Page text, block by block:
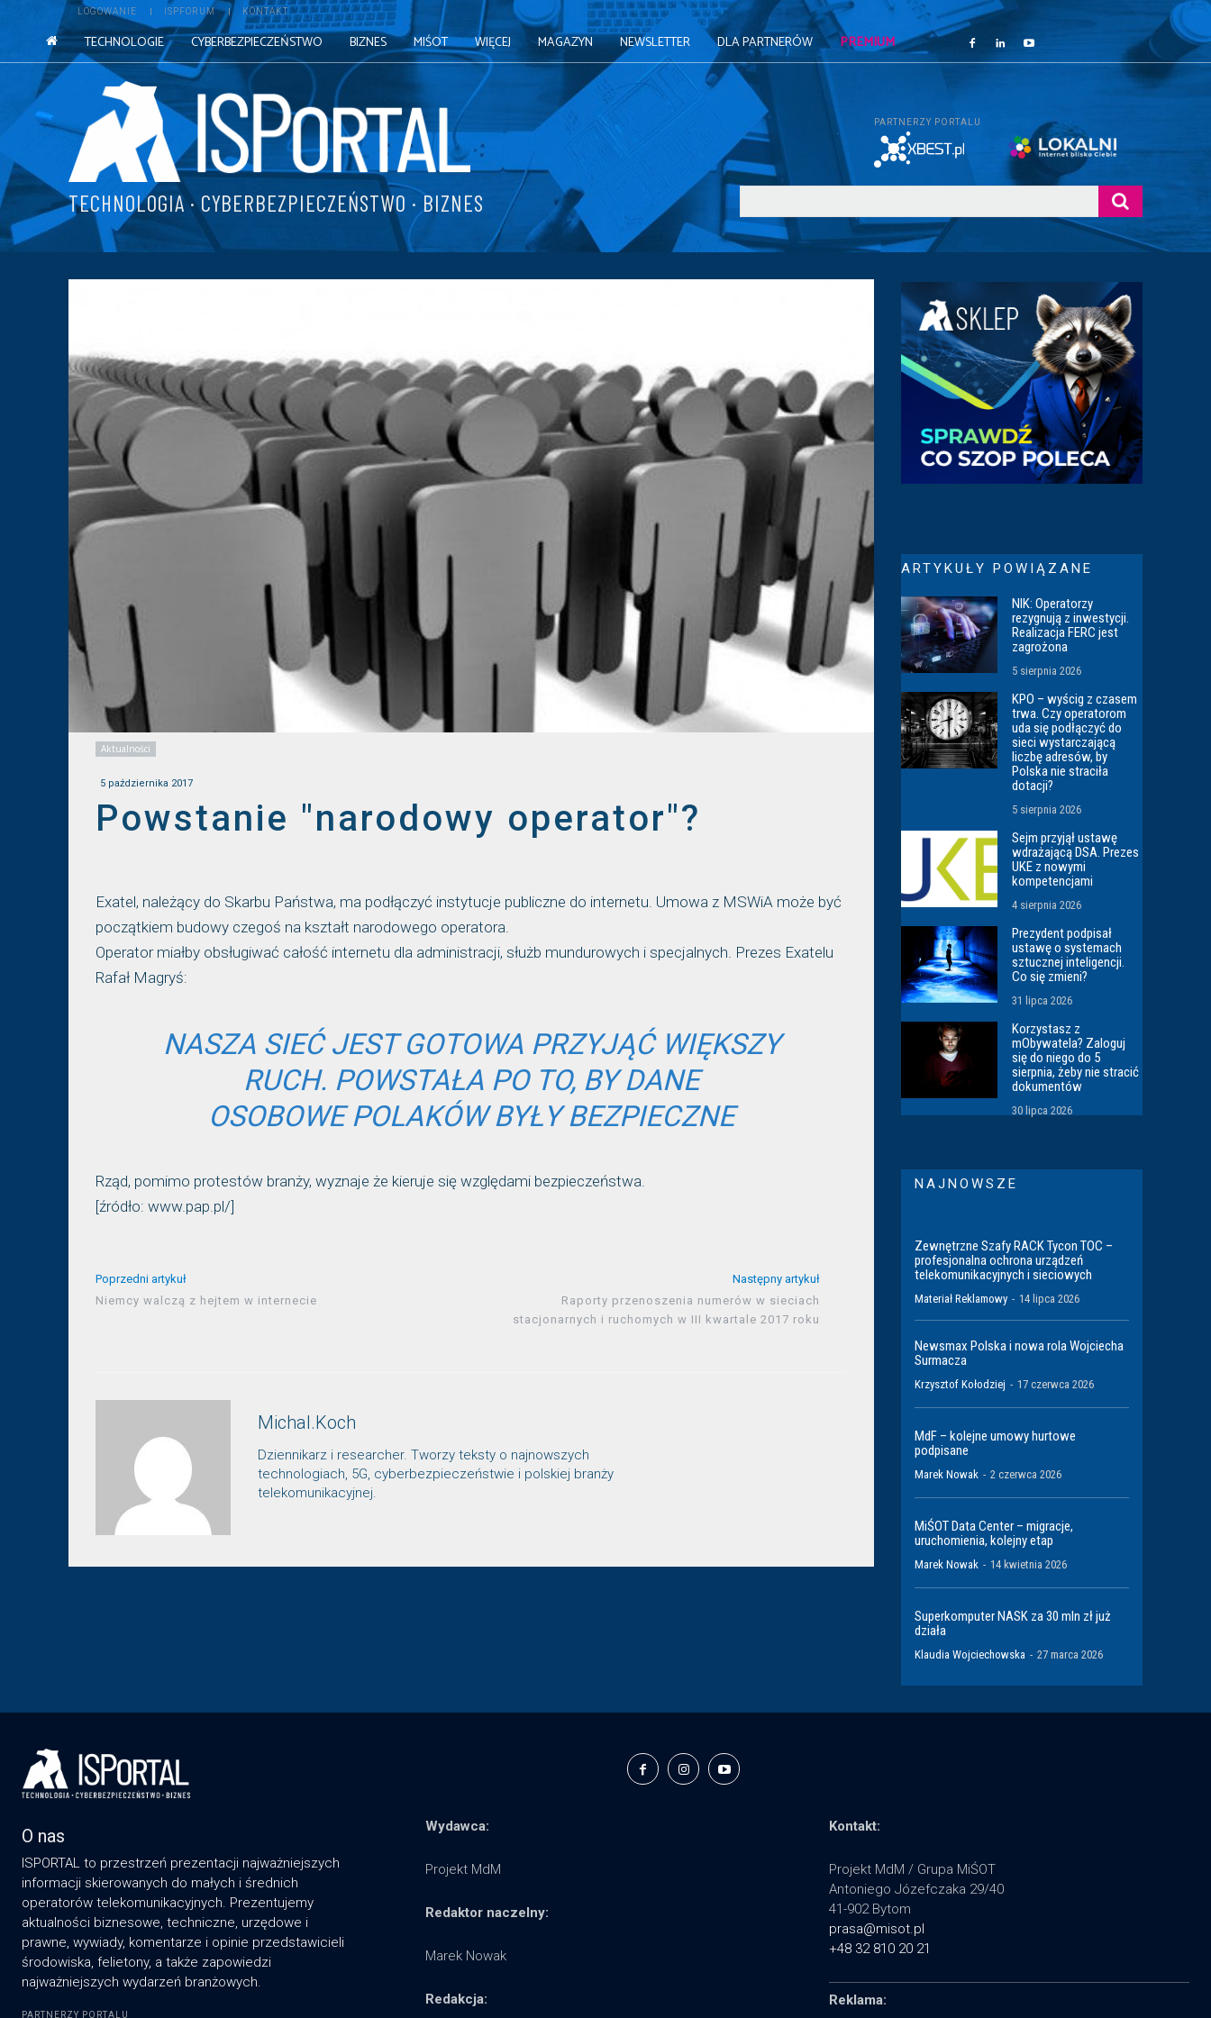
LOGOWANIE ISPFORUM KONTAKT
TECHNOLOGIE CYBERBEZPIECZEŃSTWO BIZNES MIŚOT WIĘCEJ MAGAZYN NEWSLETTER DLA PARTNERÓW PREMIUM
TECHNOLOGIA · CYBERBEZPIECZEŃSTWO · BIZNES
PARTNERZY PORTALU
Aktualności
5 października 2017
Powstanie "narodowy operator"?
Exatel, należący do Skarbu Państwa, ma podłączyć instytucje publiczne do internetu. Umowa z MSWiA może być
początkiem budowy czegoś na kształt narodowego operatora.
Operator miałby obsługiwać całość internetu dla administracji, służb mundurowych i specjalnych. Prezes Exatelu
Rafał Magryś:
NASZA SIEĆ JEST GOTOWA PRZYJĄĆ WIĘKSZY
RUCH. POWSTAŁA PO TO, BY DANE
OSOBOWE POLAKÓW BYŁY BEZPIECZNE
Rząd, pomimo protestów branży, wyznaje że kieruje się względami bezpieczeństwa.
[źródło: www.pap.pl/]
Poprzedni artykuł
Niemcy walczą z hejtem w internecie
Następny artykuł
Raporty przenoszenia numerów w sieciach
stacjonarnych i ruchomych w III kwartale 2017 roku
Michal.Koch
Dziennikarz i researcher. Tworzy teksty o najnowszych
technologiach, 5G, cyberbezpieczeństwie i polskiej branży
telekomunikacyjnej.
ARTYKUŁY POWIĄZANE
NIK: Operatorzy
rezygnują z inwestycji.
Realizacja FERC jest
zagrożona
5 sierpnia 2026
KPO – wyścig z czasem
trwa. Czy operatorom
uda się podłączyć do
sieci wystarczającą
liczbę adresów, by
Polska nie straciła
dotacji?
5 sierpnia 2026
Sejm przyjął ustawę
wdrażającą DSA. Prezes
UKE z nowymi
kompetencjami
4 sierpnia 2026
Prezydent podpisał
ustawę o systemach
sztucznej inteligencji.
Co się zmieni?
31 lipca 2026
Korzystasz z
mObywatela? Zaloguj
się do niego do 5
sierpnia, żeby nie stracić
dokumentów
30 lipca 2026
NAJNOWSZE
Zewnętrzne Szafy RACK Tycon TOC –
profesjonalna ochrona urządzeń
telekomunikacyjnych i sieciowych
Materiał Reklamowy - 14 lipca 2026
Newsmax Polska i nowa rola Wojciecha
Surmacza
Krzysztof Kołodziej - 17 czerwca 2026
MdF – kolejne umowy hurtowe
podpisane
Marek Nowak - 2 czerwca 2026
MiŚOT Data Center – migracje,
uruchomienia, kolejny etap
Marek Nowak - 14 kwietnia 2026
Superkomputer NASK za 30 mln zł już
działa
Klaudia Wojciechowska - 27 marca 2026
O nas
ISPORTAL to przestrzeń prezentacji najważniejszych
informacji skierowanych do małych i średnich
operatorów telekomunikacyjnych. Prezentujemy
aktualności biznesowe, techniczne, urzędowe i
prawne, wywiady, komentarze i opinie przedstawicieli
środowiska, felietony, a także zapowiedzi
najważniejszych wydarzeń branżowych.
PARTNERZY PORTALU
Wydawca:
Projekt MdM
Redaktor naczelny:
Marek Nowak
Redakcja:
Kontakt:
Projekt MdM / Grupa MiŚOT
Antoniego Józefczaka 29/40
41-902 Bytom
prasa@misot.pl
+48 32 810 20 21
Reklama: